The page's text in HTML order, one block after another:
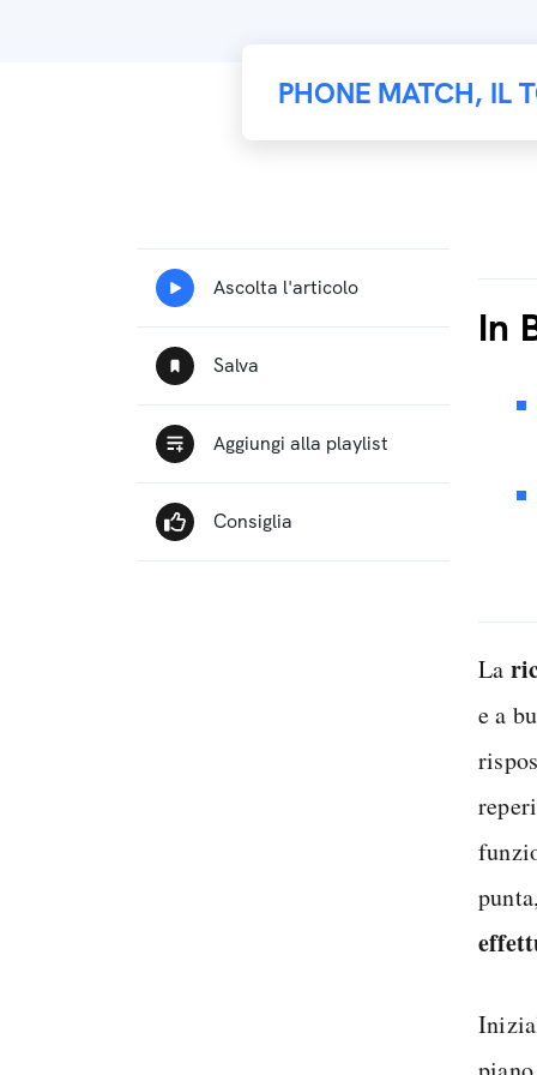
PHONE MATCH, IL
In
La
e a